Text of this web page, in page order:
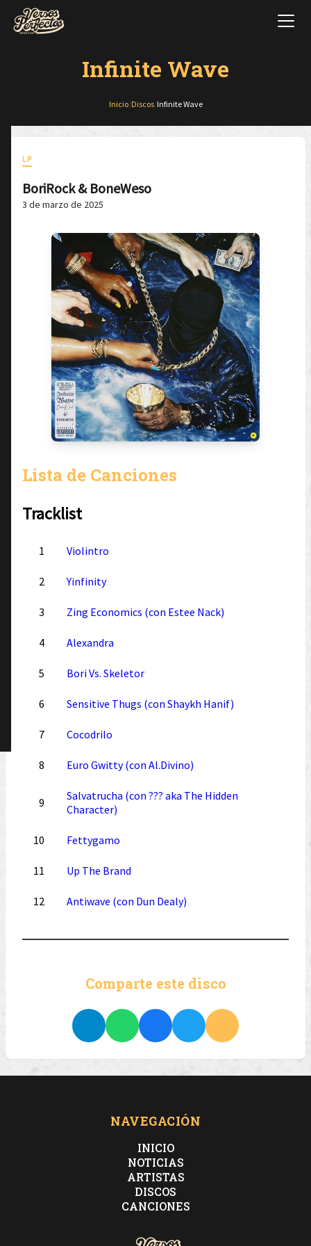
Infinite Wave
Inicio/ Discos/ Infinite Wave
LP
BoriRock & BoneWeso
3 de marzo de 2025
Lista de Canciones
Tracklist
1 Violintro
2 Yinfinity
3 Zing Economics (con Estee Nack)
4 Alexandra
5 Bori Vs. Skeletor
6 Sensitive Thugs (con Shaykh Hanif)
7 Cocodrilo
8 Euro Gwitty (con Al.Divino)
9
Salvatrucha (con ??? aka The Hidden
Character)
10 Fettygamo
11 Up The Brand
12 Antiwave (con Dun Dealy)
Comparte este disco
NAVEGACIÓN
INICIO
NOTICIAS
ARTISTAS
DISCOS
CANCIONES